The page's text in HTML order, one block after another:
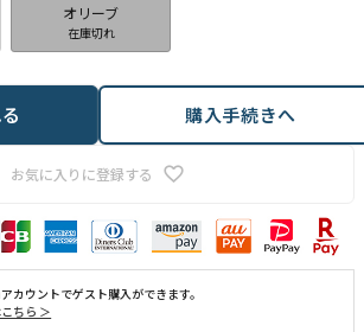
オリーブ
在庫切れ
お気に入りに登録する
購入手続きへ
カウントでゲスト購入ができます。
ちら ＞